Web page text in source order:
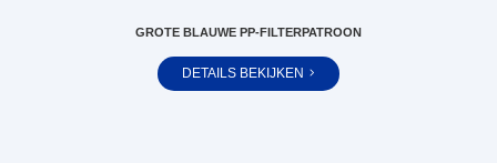
GROTE BLAUWE PP-FILTERPATROON
DETAILS BEKIJKEN